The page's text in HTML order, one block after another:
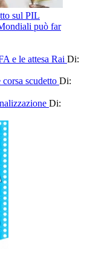
sul PIL
può far
e le attesa Rai Di:
scudetto Di:
Di: